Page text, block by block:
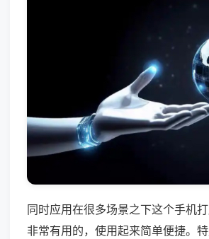
同时应用在很多场景之下这个手机
非常有用的，使用起来简单便捷。